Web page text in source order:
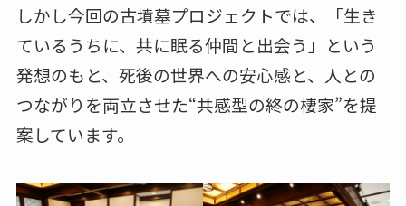
しかし今回の古墳墓プロジェクトでは、「生き
ているうちに、共に眠る仲間と出会う」という
発想のもと、死後の世界への安心感と、人との
つながりを両立させた“共感型の終の棲家”を提
案しています。